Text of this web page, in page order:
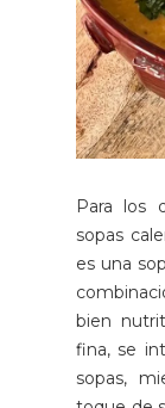
Para los
sopas
es una
bien
fina, se
sopas,